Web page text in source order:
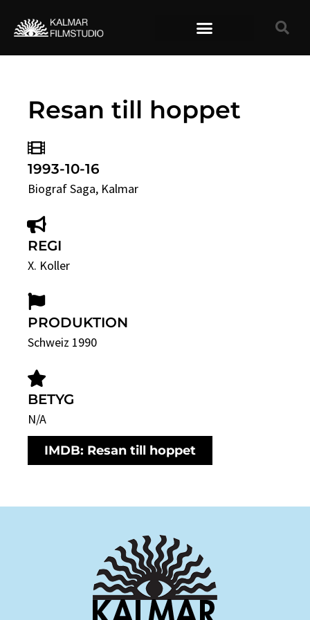
Resan till hoppet
1993-10-16
Biograf Saga, Kalmar
REGI
X. Koller
PRODUKTION
Schweiz 1990
BETYG
N/A
IMDB: Resan till hoppet